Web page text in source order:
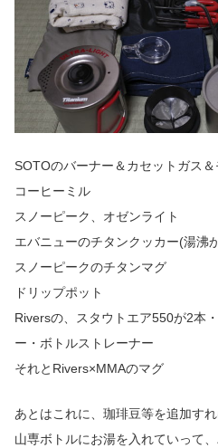
SOTOのバーナー＆カセットガス
コーヒーミル
スノーピーク、オゼンライト
エバニューのチタンクッカー(湯沸
スノーピークのチタンマグ
ドリップポット
Riversの、スタウトエア550が2本
ー・ボトルストレーナー
それとRivers×MMAのマグ
あとはこれに、珈琲豆等を追加すれ
山専ボトルにお湯を入れていって